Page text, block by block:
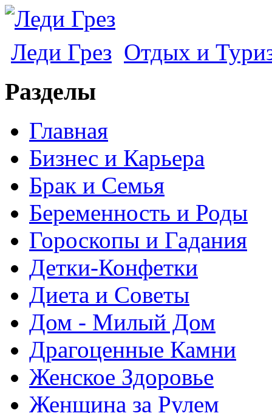
Леди Грез Отдых и
Разделы
Главная
Бизнес и Карьера
Брак и Семья
Беременность и Роды
Гороскопы и Гадания
Детки-Конфетки
Диета и Советы
Дом - Милый Дом
Драгоценные Камни
Женское Здоровье
Женщина за Рулем